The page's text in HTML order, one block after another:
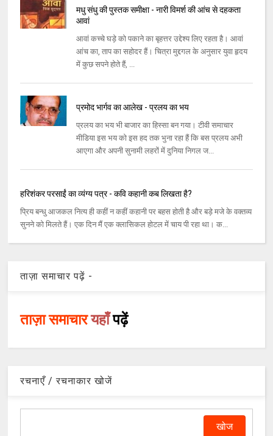
मधु संधु की पुस्तक समीक्षा - नारी विमर्श की आंच से दहकता
आवां
आवां कच्‍चे घड़े को पकाने का बृहत्तर उद्देश्‍य लिए रहता है। आवां
आंच का, ताप का सहोदर हैं। चित्रा मुद्दगल के अनुसार युवा हृदय
में कुछ सपने होते हैं, ...
प्रमोद भार्गव का आलेख - प्रलय का भय
प्रलय का भय भी बाजार का हिस्‍सा बन गया। टीवी समाचार
मीडिया इस भय को इस हद तक भुना रहा हैं कि बस प्रलय अभी
आएगा और अपनी सुनामी लहरों में दुनिया निगल ज...
हरिशंकर परसाईं का व्यंग्य पत्र - कवि कहानी कब लिखता है?
प्रिय बन्धु आजकल नित्य ही कहीं न कहीं कहानी पर बहस होती है और बड़े मजे के वक्तव्य
सुनने को मिलते हैं। एक दिन मैं एक क्लासिकल होटल में चाय पी रहा था। क...
ताज़ा समाचार पढ़ें -
ताज़ा समाचारयहाँपढ़ें
रचनाएँ / रचनाकार खोजें